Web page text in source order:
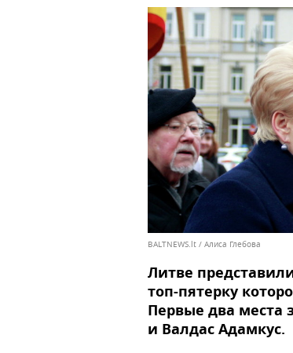
BALTNEWS.lt / Алиса Глебова
Литве
топ-пятерку
Первые два места
и Валдас Адамкус.